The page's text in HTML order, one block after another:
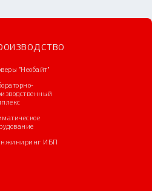
"Необайт"
ИБП